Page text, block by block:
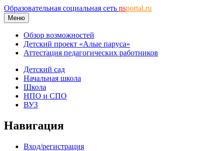
Образовательная социальная сеть nsportal.ru
Меню
Обзор возможностей
Детский проект «Алые паруса»
Аттестация педагогических работников
Детский сад
Начальная школа
Школа
НПО и СПО
ВУЗ
Навигация
Вход/регистрация